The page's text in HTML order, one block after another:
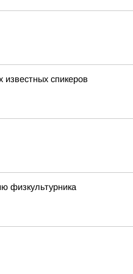
спикеров
физкультурника